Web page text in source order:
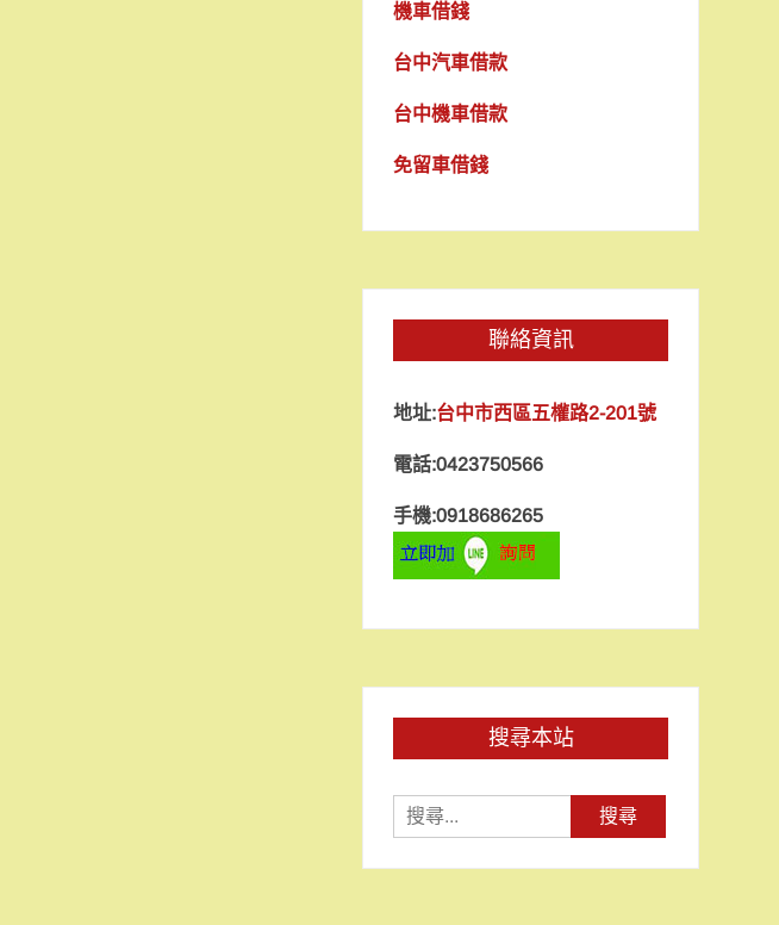
機車借錢
台中汽車借款
台中機車借款
免留車借錢
聯絡資訊
地址:台中市西區五權路2-201號
電話:0423750566
手機:0918686265
搜尋本站
尋
關